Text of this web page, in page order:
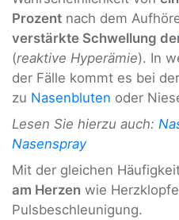
Prozent nach dem
verstärkte Schwellung
(reaktive Hyperämie). In
der Fälle kommt es bei
zu Nasenbluten oder
Lesen Sie hierzu auch:
Nasenspray
Mit der gleichen
am Herzen wie
Pulsbeschleunigung.